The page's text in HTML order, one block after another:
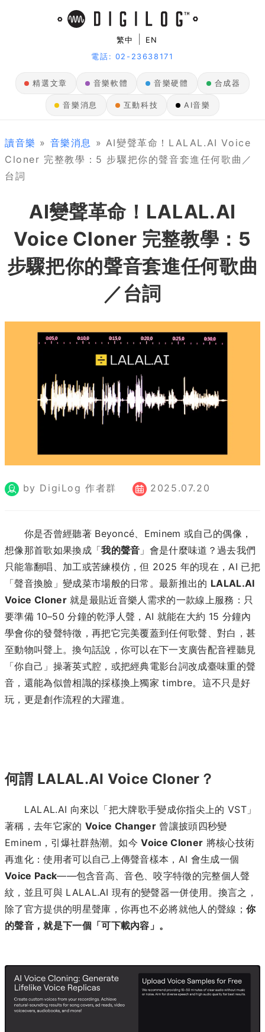
繁中
EN
電話: 02-23638171
精選文章 音樂軟體 音樂硬體 合成器
音樂消息 互動科技 AI音樂
讀音樂 » 音樂消息 » AI變聲革命！LALAL.AI Voice
Cloner 完整教學：5 步驟把你的聲音套進任何歌曲／
台詞
AI變聲革命！LALAL.AI
Voice Cloner 完整教學：5
步驟把你的聲音套進任何歌曲
／台詞
by DigiLog 作者群 2025.07.20
你是否曾經聽著 Beyoncé、Eminem 或自己的偶像，
想像那首歌如果換成「我的聲音 」會是什麼味道？過去我們
只能靠翻唱、加工或苦練模仿，但 2025 年的現在，AI 已把
「聲音換臉」變成菜市場般的日常。最新推出的 LALAL.AI
Voice Cloner就是最貼近音樂人需求的一款線上服務：只
要準備 10–50 分鐘的乾淨人聲，AI 就能在大約 15 分鐘內
學會你的發聲特徵，再把它完美覆蓋到任何歌聲、對白，甚
至動物叫聲上。換句話說，你可以在下一支廣告配音裡聽見
「你自己」操著英式腔，或把經典電影台詞改成臺味重的聲
音，還能為似曾相識的採樣換上獨家 timbre。這不只是好
玩，更是創作流程的大躍進。
何謂 LALAL.AI Voice Cloner？
LALAL.AI 向來以「把大牌歌手變成你指尖上的 VST」
著稱，去年它家的 Voice Changer 曾讓披頭四秒變
Eminem，引爆社群熱潮。如今Voice Cloner 將核心技術
再進化：使用者可以自己上傳聲音樣本，AI 會生成一個
Voice Pack——包含音高、音色、咬字特徵的完整個人聲
紋，並且可與 LALAL.AI 現有的變聲器一併使用。換言之，
除了官方提供的明星聲庫，你再也不必將就他人的聲線；你
的聲音，就是下一個「可下載內容」。